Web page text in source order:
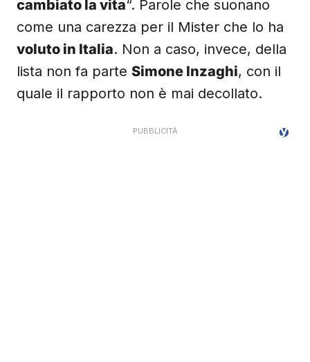
cambiato la vita“. Parole che suonano
come una carezza per il Mister che lo ha
voluto in Italia. Non a caso, invece, della
lista non fa parte Simone Inzaghi, con il
quale il rapporto non è mai decollato.